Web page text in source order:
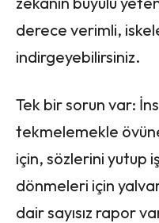
derece verimli,
indirgeyebilirsiniz.
Tek bir sorun var:
tekmelemekle
için, sözlerini yutup
dönmeleri için
dair sayısız rapor